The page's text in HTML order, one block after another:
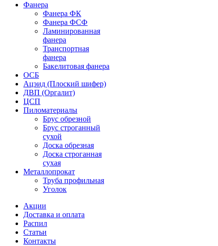
Фанера
Фанера ФК
Фанера ФСФ
Ламинированная
фанера
Транспортная
фанера
Бакелитовая фанера
ОСБ
Ацэид (Плоский шифер)
ДВП (Оргалит)
ЦСП
Пиломатериалы
Брус обрезной
Брус строганный
сухой
Доска обрезная
Доска строганная
сухая
Металлопрокат
Труба профильная
Уголок
Акции
Доставка и оплата
Распил
Cтатьи
Контакты